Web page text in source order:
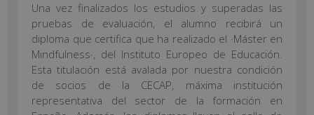
Una vez finalizados los estudios y superadas las
pruebas de evaluación, el alumno recibirá un
diploma que certifica que ha realizado el ·Máster en
Mindfulness·, del Instituto Europeo de Educación.
Esta titulación está avalada por nuestra condición
de socios de la CECAP, máxima institución
representativa del sector de la formación en